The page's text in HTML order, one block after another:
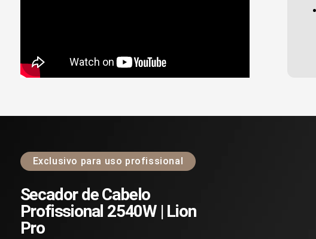
Exclusivo para uso profissional
Secador de Cabelo
Profissional 2540W | Lion
Pro